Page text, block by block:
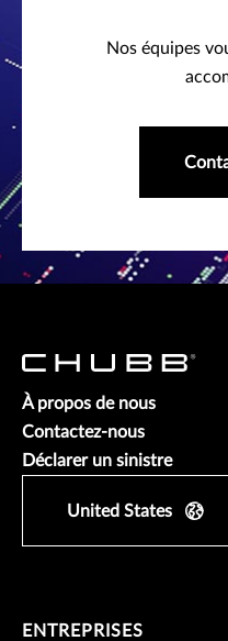
Nos équipes
À propos de nous
Contactez-nous
Déclarer un sinistre
United States
ENTREPRISES